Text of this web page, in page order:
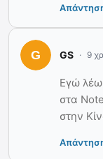
GS 9
Εγώ λέω
στα
στην